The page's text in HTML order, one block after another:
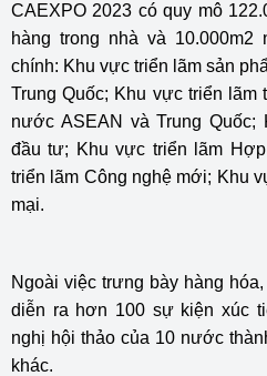
CAEXPO 2023 có quy mô
hàng trong nhà và
chính: Khu vực triển lãm sản
Trung Quốc; Khu vực triển lãm
nước ASEAN và Trung
đầu tư; Khu vực triển lãm
triển lãm Công nghệ mới; Khu
mại.
Ngoài việc trưng bày hàng
diễn ra hơn 100 sự kiện xúc
nghị hội thảo của 10 nước
khác.